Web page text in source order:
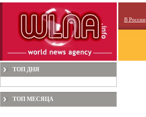
В России
ТОП ДНЯ
ТОП МЕСЯЦА